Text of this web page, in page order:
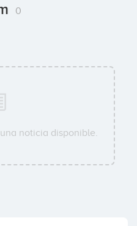
0
noticia disponible.